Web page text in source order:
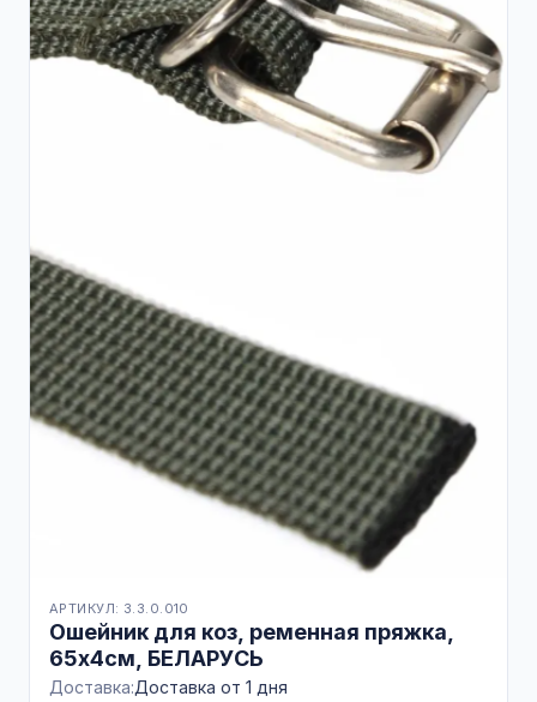
АРТИКУЛ: 3.3.0.010
Ошейник для коз, ременная пряжка,
65х4см, БЕЛАРУСЬ
Доставка:Доставка от 1 дня